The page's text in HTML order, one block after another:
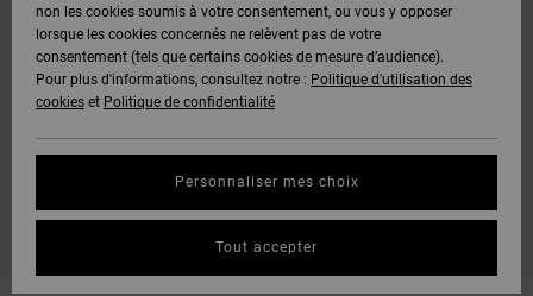
non les cookies soumis à votre consentement, ou vous y opposer
lorsque les cookies concernés ne relèvent pas de votre
consentement (tels que certains cookies de mesure d’audience).
Pour plus d'informations, consultez notre : Politique d'utilisation des
cookies et Politique de confidentialité
Personnaliser mes choix
Tout accepter